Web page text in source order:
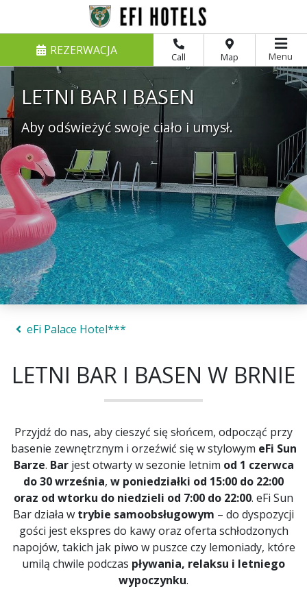
Call Map
REZERWACJA Menu
LETNI BAR I BASEN
Aby odświeżyć swoje ciało i umysł.
eFi Palace Hotel***
LETNI BAR I BASEN W BRNIE
Przyjdź do nas, aby cieszyć się słońcem, odpocząć przy
basenie zewnętrznym i orzeźwić się w stylowym eFi Sun
Barze. Barjest otwarty w sezonie letnim od 1 czerwca
do 30 września, w poniedziałki od 15:00 do 22:00
oraz od wtorku do niedzieli od 7:00 do 22:00. eFi Sun
Bar działa w trybie samoobsługowym – do dyspozycji
gości jest ekspres do kawy oraz oferta schłodzonych
napojów, takich jak piwo w puszce czy lemoniady, które
umilą chwile podczas pływania, relaksu i letniego
wypoczynku.